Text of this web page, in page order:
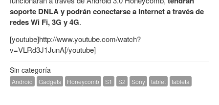
soporte DNLA y podrán conectarse a Internet a través de
redes Wi Fi, 3G y 4G.
[youtube]http://www.youtube.com/watch?
v=VLRd3J1JunA[/youtube]
Sin categoría
Android Gadgets Honeycomb S1 S2 Sony tablet tableta